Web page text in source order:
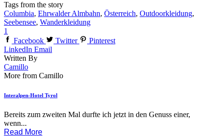
Tags from the story
Columbia, Ehrwalder Almbahn, Österreich, Outdoorkleidung,
Seebensee, Wanderkleidung
1
Facebook
Twitter
Pinterest
LinkedIn Email
Written By
Camillo
More from Camillo
Interalpen-Hotel Tyrol
Bereits zum zweiten Mal durfte ich jetzt in den Genuss einer,
wenn...
Read More